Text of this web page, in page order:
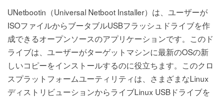
UNetbootin（Universal Netboot Installer）は、ユーザーが
ISOファイルからブータブルUSBフラッシュドライブを作
成できるオープンソースのアプリケーションです。このド
ライブは、ユーザーがターゲットマシンに最新のOSの新
しいコピーをインストールするのに役立ちます。このクロ
スプラットフォームユーティリティは、さまざまなLinux
ディストリビューションからライブLinux USBドライブを